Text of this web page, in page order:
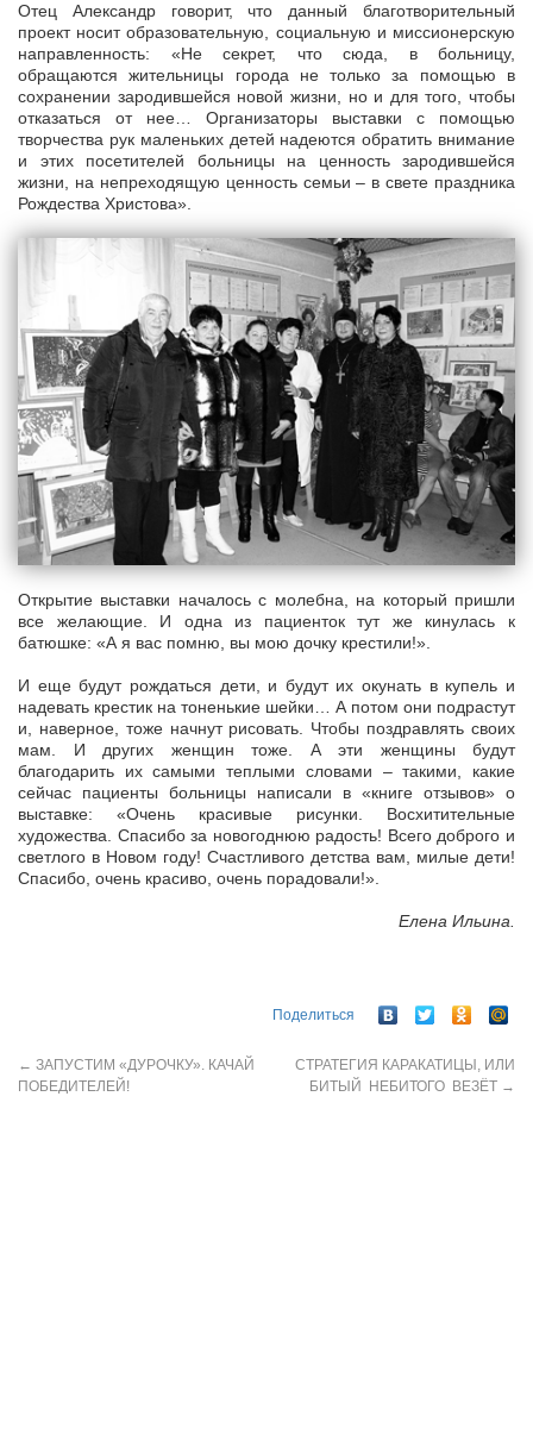
Отец Александр говорит, что данный благотворительный
проект носит образовательную, социальную и миссионерскую
направленность: «Не секрет, что сюда, в больницу,
обращаются жительницы города не только за помощью в
сохранении зародившейся новой жизни, но и для того, чтобы
отказаться от нее… Организаторы выставки с помощью
творчества рук маленьких детей надеются обратить внимание
и этих посетителей больницы на ценность зародившейся
жизни, на непреходящую ценность семьи – в свете праздника
Рождества Христова».
Открытие выставки началось с молебна, на который пришли
все желающие. И одна из пациенток тут же кинулась к
батюшке: «А я вас помню, вы мою дочку крестили!».
И еще будут рождаться дети, и будут их окунать в купель и
надевать крестик на тоненькие шейки… А потом они подрастут
и, наверное, тоже начнут рисовать. Чтобы поздравлять своих
мам. И других женщин тоже. А эти женщины будут
благодарить их самыми теплыми словами – такими, какие
сейчас пациенты больницы написали в «книге отзывов» о
выставке: «Очень красивые рисунки. Восхитительные
художества. Спасибо за новогоднюю радость! Всего доброго и
светлого в Новом году! Счастливого детства вам, милые дети!
Спасибо, очень красиво, очень порадовали!».
Елена Ильина.
Поделиться
← ЗАПУСТИМ «ДУРОЧКУ». КАЧАЙ
ПОБЕДИТЕЛЕЙ!
СТРАТЕГИЯ КАРАКАТИЦЫ, ИЛИ
БИТЫЙ НЕБИТОГО ВЕЗЁТ →